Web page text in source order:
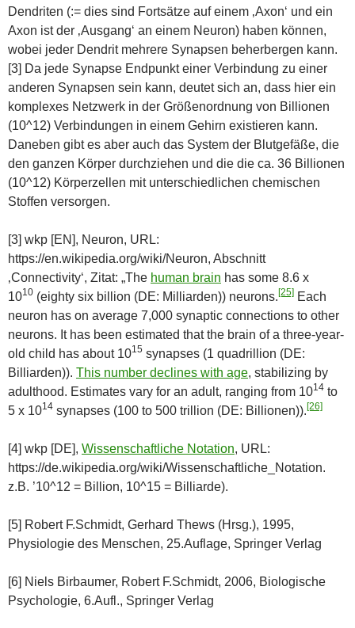
Dendriten (:= dies sind Fortsätze auf einem ‚Axon‘ und ein
Axon ist der ‚Ausgang‘ an einem Neuron) haben können,
wobei jeder Dendrit mehrere Synapsen beherbergen kann.
[3] Da jede Synapse Endpunkt einer Verbindung zu einer
anderen Synapsen sein kann, deutet sich an, dass hier ein
komplexes Netzwerk in der Größenordnung von Billionen
(10^12) Verbindungen in einem Gehirn existieren kann.
Daneben gibt es aber auch das System der Blutgefäße, die
den ganzen Körper durchziehen und die die ca. 36 Billionen
(10^12) Körperzellen mit unterschiedlichen chemischen
Stoffen versorgen.
[3] wkp [EN], Neuron, URL:
https://en.wikipedia.org/wiki/Neuron, Abschnitt
‚Connectivity‘, Zitat: „The human brain has some 8.6 x
1010 (eighty six billion (DE: Milliarden)) neurons. [25] Each
neuron has on average 7,000 synaptic connections to other
neurons. It has been estimated that the brain of a three-year-
old child has about 1015 synapses (1 quadrillion (DE:
Billiarden)). This number declines with age, stabilizing by
adulthood. Estimates vary for an adult, ranging from 1014 to
5 x 1014 synapses (100 to 500 trillion (DE: Billionen)). [26]
[4] wkp [DE], Wissenschaftliche Notation, URL:
https://de.wikipedia.org/wiki/Wissenschaftliche_Notation.
z.B. ’10^12 = Billion, 10^15 = Billiarde).
[5] Robert F.Schmidt, Gerhard Thews (Hrsg.), 1995,
Physiologie des Menschen, 25.Auflage, Springer Verlag
[6] Niels Birbaumer, Robert F.Schmidt, 2006, Biologische
Psychologie, 6.Aufl., Springer Verlag